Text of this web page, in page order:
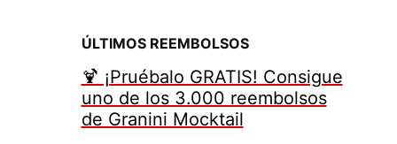
ÚLTIMOS REEMBOLSOS
🍹 ¡Pruébalo GRATIS! Consigue
uno de los 3.000 reembolsos
de Granini Mocktail